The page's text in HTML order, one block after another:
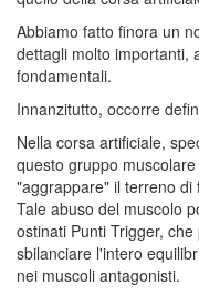
Abbiamo fatto finora un
dettagli molto importanti,
fondamentali.
Innanzitutto, occorre
Nella corsa artificiale,
questo gruppo
"aggrappare" il terreno
Tale abuso del muscolo
ostinati Punti Trigger,
sbilanciare l'intero
nei muscoli antagonisti.